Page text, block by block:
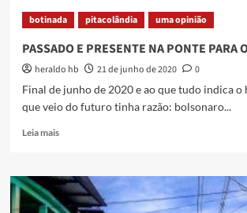
A
Cor
Baixada,
de
Nielson
Bezerra
[
botinada pitacolândia uma opinião
PASSADO E PRESENTE NA PONTE PARA
heraldo hb 21 de junho de 2020
0
Final de junho de 2020 e ao que tudo indica
que veio do futuro tinha razão: bolsonaro...
Leia maisRead
PASSADO
E
PRESENTE